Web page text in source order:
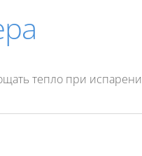
тепло при